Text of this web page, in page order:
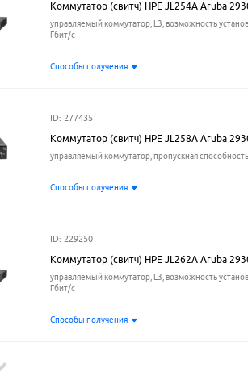
Коммутатор (свитч) HPE JL254A Aruba
управляемый коммутатор, L3, возможность
Гбит/с
Способы получения
ID: 277435
Коммутатор (свитч) HPE JL258A Aruba
управляемый коммутатор, пропускная
Способы получения
ID: 229250
Коммутатор (свитч) HPE JL262A Aruba
управляемый коммутатор, L3, возможность
Гбит/с
Способы получения